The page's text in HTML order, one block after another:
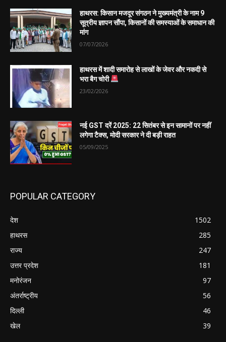
हाथरस: किसान मजदूर संगठन ने मुख्यमंत्री के नाम 9
सूत्रीय ज्ञापन सौंपा, किसानों की समस्याओं के समाधान की
मांग
07/07/2026
हाथरस में शादी समारोह से लाखों के जेवर और नकदी से
भरा बैग चोरी
23/02/2026
नई GST दरें 2025: 22 सितंबर से इन सामानों पर नहीं
लगेगा टैक्स, मोदी सरकार ने दी बड़ी राहत
05/09/2025
POPULAR CATEGORY
देश
1502
हाथरस
285
राज्य
247
उत्तर प्रदेश
181
मनोरंजन
97
अंतर्राष्ट्रीय
56
दिल्ली
46
खेल
39